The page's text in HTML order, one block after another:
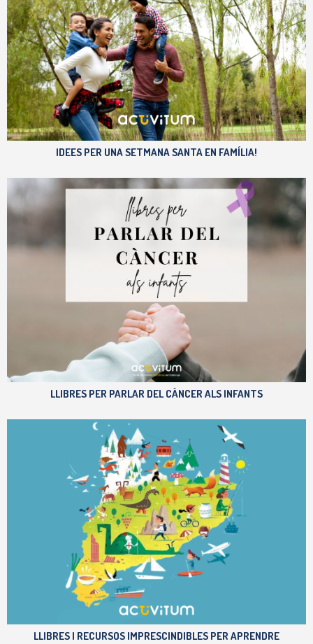
IDEES PER UNA SETMANA SANTA EN FAMÍLIA!
LLIBRES PER PARLAR DEL CÀNCER ALS INFANTS
LLIBRES I RECURSOS IMPRESCINDIBLES PER APRENDRE